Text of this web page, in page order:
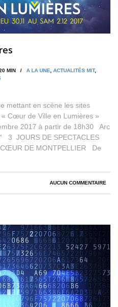
20 MIN / A LA UNE, ACTUALITÉS MIT,
mettant en scène les sites
Cœur de Ville en Lumières »
2017 à partir de 18h30 Arc
3 JOURS DE SPECTACLES
CŒUR DE MONTPELLIER De
AUCUN COMMENTAIRE